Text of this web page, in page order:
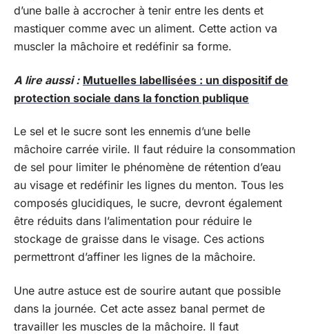
d’une balle à accrocher à tenir entre les dents et
mastiquer comme avec un aliment. Cette action va
muscler la mâchoire et redéfinir sa forme.
A lire aussi : Mutuelles labellisées : un dispositif de
protection sociale dans la fonction publique
Le sel et le sucre sont les ennemis d’une belle
mâchoire carrée virile. Il faut réduire la consommation
de sel pour limiter le phénomène de rétention d’eau
au visage et redéfinir les lignes du menton. Tous les
composés glucidiques, le sucre, devront également
être réduits dans l’alimentation pour réduire le
stockage de graisse dans le visage. Ces actions
permettront d’affiner les lignes de la mâchoire.
Une autre astuce est de sourire autant que possible
dans la journée. Cet acte assez banal permet de
travailler les muscles de la mâchoire. Il faut